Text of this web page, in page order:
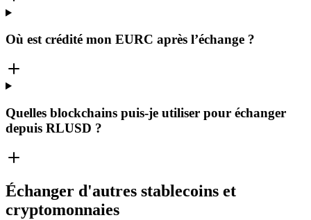
Où est crédité mon EURC après l’échange ?
Quelles blockchains puis-je utiliser pour échanger
depuis RLUSD ?
Échanger d'autres stablecoins et
cryptomonnaies